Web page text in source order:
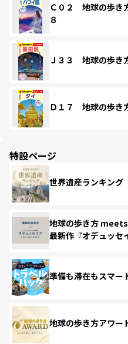
Ｃ０２ 地球の歩き
８
Ｊ３３ 地球の歩
Ｄ１７ 地球の歩
特設ページ
世界遺産ランキング
地球の歩き方
最新作『オデュッセ
準備も滞在もスマ
地球の歩き方アワー